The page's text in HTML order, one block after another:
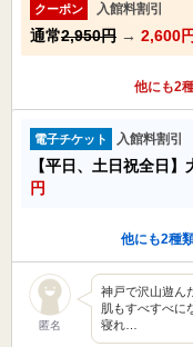
クーポン 入館料割引
通常2,950円 → 2,600
他にも2
電子チケット 入館料割引
【平日、土日祝全日】
円
他にも2種
匿名
神戸で沢山遊ん
肌もすべすべに
寝れ…